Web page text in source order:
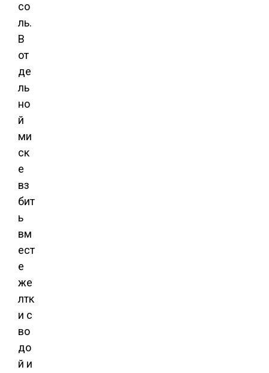
со
ль.
В
от
де
ль
но
й
ми
ск
е
вз
бит
ь
вм
ест
е
же
лтк
и с
во
до
й и